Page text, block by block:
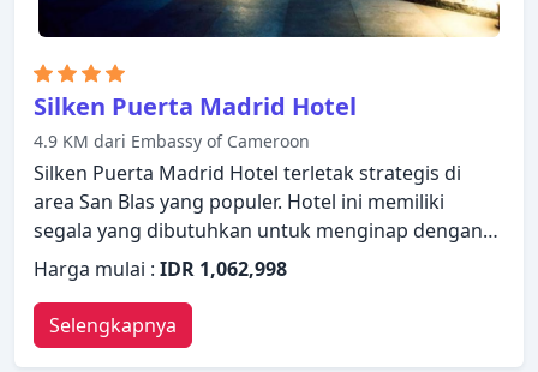
Silken Puerta Madrid Hotel
4.9 KM dari Embassy of Cameroon
Silken Puerta Madrid Hotel terletak strategis di
area San Blas yang populer. Hotel ini memiliki
segala yang dibutuhkan untuk menginap dengan
nyaman. WiFi gratis di semua kamar, resepsionis 24
jam, fasilitas untuk tamu dengan kebutuhan
khusus, penyimpanan barang, Wi-fi di tempat
umum ada untuk kenikmatan para tamu. Semua
Harga mulai : IDR 1,062,998
Selengkapnya